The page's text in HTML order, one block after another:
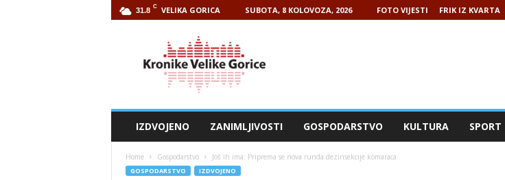
31.8 C VELIKA GORICA SUBOTA, 8 KOLOVOZA, 2026 FOTO VIJESTI FRIK IZ KVARTA
IZDVOJENO ZANIMLJIVOSTI GOSPODARSTVO KULTURA SPORT
Home Gospodarstvo Još ih ima: Priprema se nova runda dezinsekcije komaraca
GOSPODARSTVO IZDVOJENO